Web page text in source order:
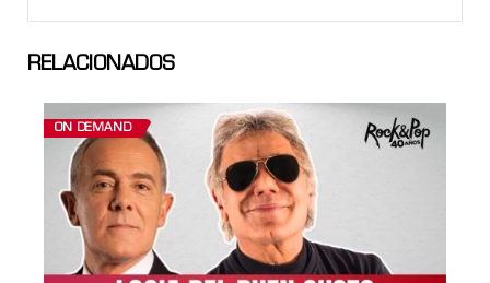
RELACIONADOS
ON DEMAND